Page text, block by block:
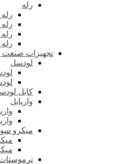
رله
رله
تجهیزات صنعت
لودسل
کابل
واریابل
میکرو